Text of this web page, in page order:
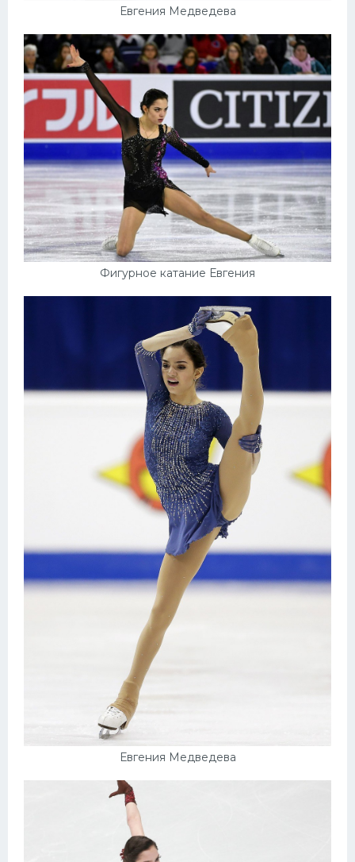
Евгения Медведева
Фигурное катание Евгения
Евгения Медведева